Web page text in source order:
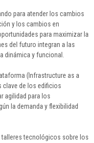
para atender los cambios
y los cambios en
para maximizar la
del futuro integran a las
dinámica y funcional.
(Infrastructure as a
clave de los edificios
agilidad para los
la demanda y flexibilidad
talleres tecnológicos sobre los